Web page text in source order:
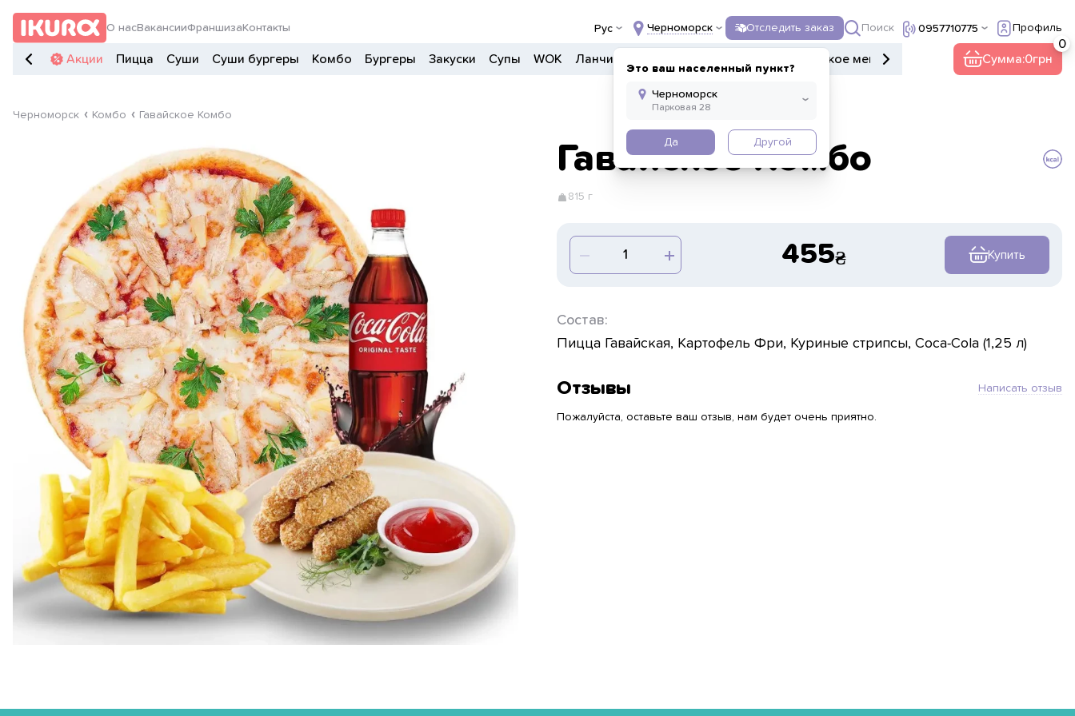
О насВакансииФраншиза Контакты Рус Черноморск
Это ваш населенный пункт?
Да Другой
Отследить заказ Поиск 0957710775 Профиль
Акции Пицца Суши Суши бургеры Комбо Бургеры Закуски Супы WOK Ланчи Детское меню Напитки Прочее
Сумма:0
Черноморск Комбо Гавайское Комбо
Гавайское Комбо
815 г
455 Купить
Состав:
Пицца Гавайская, Картофель Фри, Куриные стрипсы, Coca-Cola (1,25 л)
Отзывы Написать отзыв
Пожалуйста, оставьте ваш отзыв, нам будет очень приятно.